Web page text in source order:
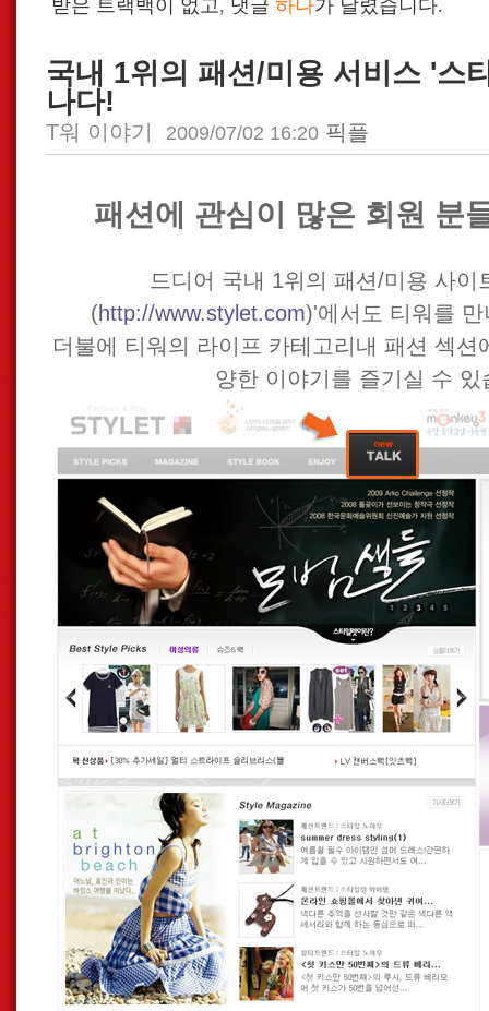
받은 트랙백이 없고, 댓글 하나가 달렸습니다.
국내 1위의 패션/미용 서비스 '스
나다!
T워 이야기 2009/07/02 16:20 픽플
패션에 관심이 많은 회원 분
드디어 국내 1위의 패션/미용 사이
(http://www.stylet.com)'에서도 티워를
더불에 티워의 라이프 카테고리내 패션 섹션
양한 이야기를 즐기실 수 있